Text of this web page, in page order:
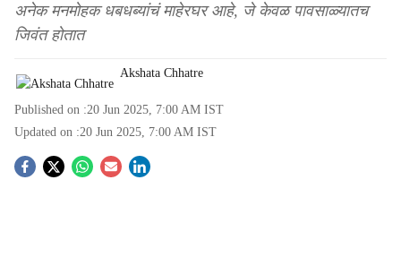
अनेक मनमोहक धबधब्यांचं माहेरघर आहे, जे केवळ पावसाळ्यातच
जिवंत होतात
Akshata Chhatre
Published on :20 Jun 2025, 7:00 AM IST
Updated on :20 Jun 2025, 7:00 AM IST
S